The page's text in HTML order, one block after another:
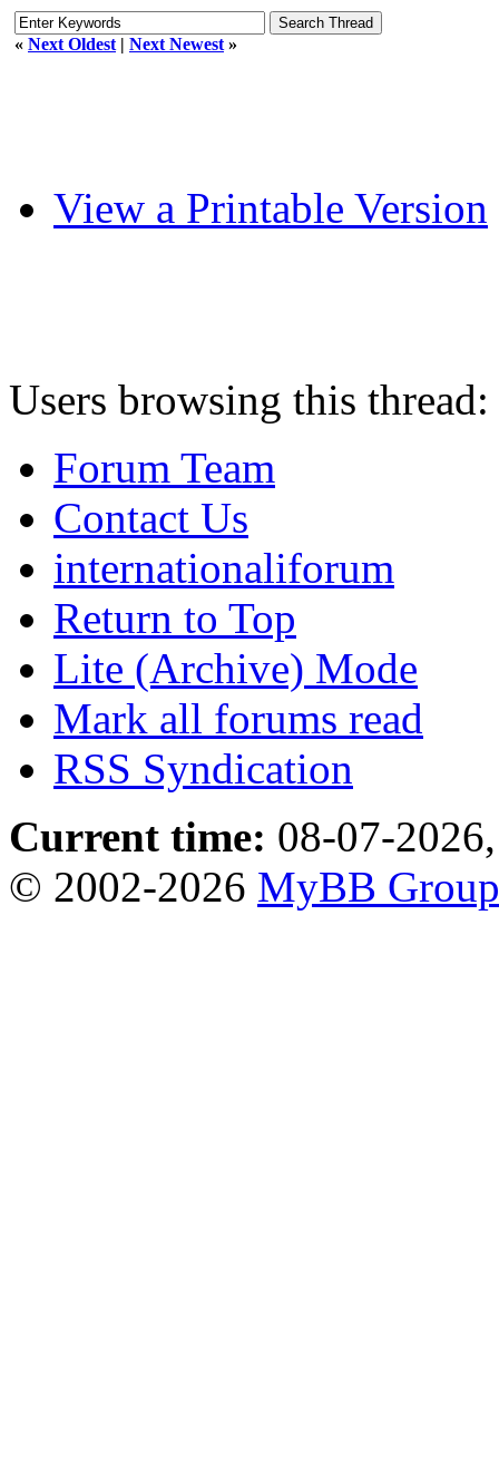
« Next Oldest | Next Newest »
View a Printable Version
Users browsing this
Forum Team
Contact Us
internationaliforum
Return to Top
Lite (Archive) Mode
Mark all forums read
RSS Syndication
Current time: 08-07-
© 2002-2026 MyBB Group